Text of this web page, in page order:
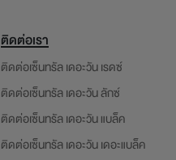
ติดต่อเรา
ติดต่อเซ็นทรัล เดอะวัน เรดซ์
ติดต่อเซ็นทรัล เดอะวัน ลักซ์
ติดต่อเซ็นทรัล เดอะวัน แบล็ค
ติดต่อเซ็นทรัล เดอะวัน เดอะแบล็ค